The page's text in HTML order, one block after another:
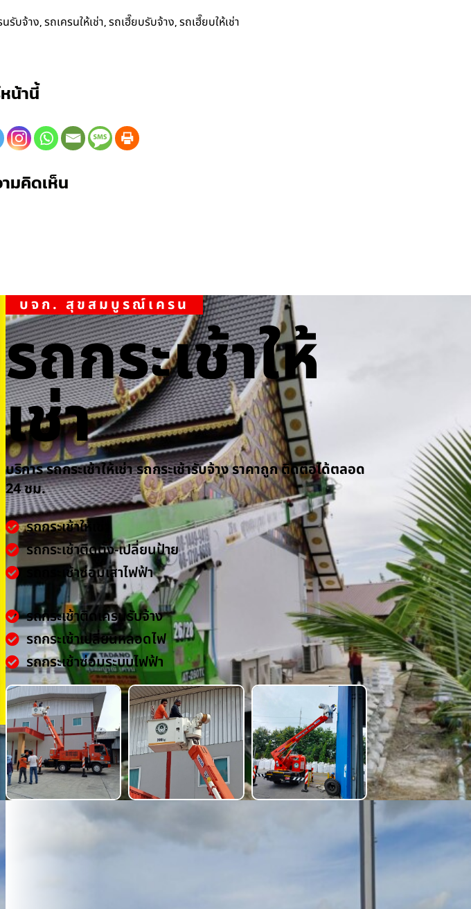
นรับจ้าง,รถเครนให้เช่า,รถเฮี๊ยบรับจ้าง,รถเฮี๊ยบให้เช่า
น้านี้
มคิดเห็น
บจก. สุขสมบูรณ์เครน
รถกระเช้าให้
เช่า
บริการ รถกระเช้าให้เช่า รถกระเช้ารับจ้าง ราคาถูก ติดต่อได้ตลอด
24 ชม.
รถกระเช้าให้เช่า
รถกระเช้าติดตั้ง-เปลี่ยนป้าย
รถกระเช้าซ่อมเสาไฟฟ้า
รถกระเช้าติดเครนรับจ้าง
รถกระเช้าเปลี่ยนหลอดไฟ
รถกระเช้าซ่อมระบบไฟฟ้า